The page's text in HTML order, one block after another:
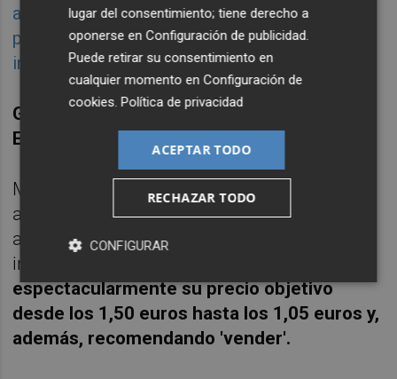
arrojaron un beneficio de 747 millones tras
provisionar 312 millones para
indemnizaciones por la OPV.
GOLDMAN SACHS VE A BANKIA EN 1,05
EUROS
Mientras tanto Bankia recibió ayer un
auténtico jarro de agua fría por parte de los
analistas de Goldman Sachs -con gran
influencia en el mercado-, que
espectacularmente su precio objetivo
desde los 1,50 euros hasta los 1,05 euros y,
además, recomendando 'vender'.
lugar del consentimiento; tiene derecho a
oponerse enConfiguración de publicidad
Puede retirar su consentimiento en
cualquier momento enConfiguración de
cookies .Política de privacidad
ACEPTAR TODO
RECHAZAR TODO
CONFIGURAR